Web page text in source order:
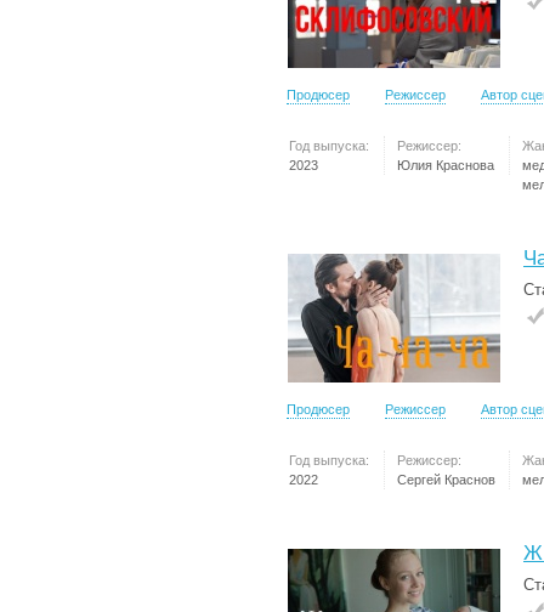
Продюсер Режиссер Автор
Год выпуска:
2023
Режиссер:
Юлия Краснова
Продюсер Режиссер Автор
Год выпуска:
2022
Режиссер:
Сергей Краснов